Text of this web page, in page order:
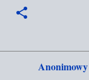
Anonimowy